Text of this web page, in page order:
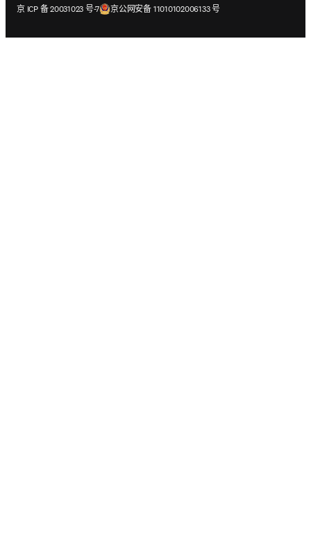
京 ICP 备 20031023 号-7
在新的选项卡/窗口中打开京公网安备 11010102006133 号
在新的选项卡/窗口中打开